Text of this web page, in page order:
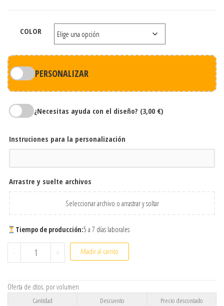
COLOR
PERSONALIZAR
¿Necesitas ayuda con el diseño? (3,00 €)
Instruciones para la personalización
Arrastre y suelte archivos
Seleccionar archivo o arrastrar y soltar
Tiempo de producción:5 a 7 días laborales
- Taza Personalizada Fin de Curso para Profes y Maestras |
+ Añadir al carrito
Oferta de dtos. por volumen
Cantidad Descuento
Precio descontado